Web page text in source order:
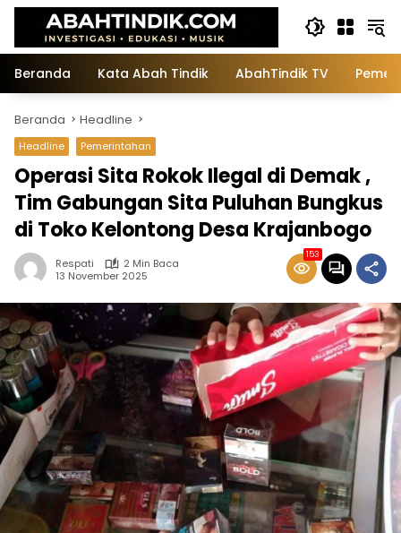
Langsung
konten
Beranda
Kata Abah Tindik AbahTindik TV
Beranda Headline
Headline Pemerintahan
Operasi Sita Rokok Ilegal di Demak ,
Tim Gabungan Sita Puluhan Bungkus
di Toko Kelontong Desa Krajanbogo
Respati
2 Min Baca
13 November 2025
153